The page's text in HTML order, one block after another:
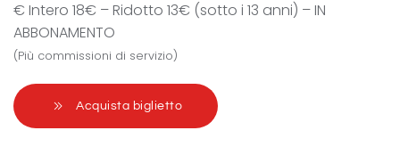
€ Intero 18€ – Ridotto 13€ (sotto i 13 anni) – IN
ABBONAMENTO
(Più commissioni di servizio)
Acquista biglietto